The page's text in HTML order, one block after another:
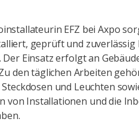
EFZ bei Axpo
geprüft und zuverlässig
Einsatz erfolgt an
den täglichen Arbeiten
und Leuchten
von Installationen und die